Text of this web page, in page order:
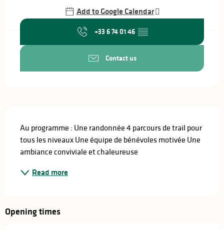
Add to Google Calendar
+33 6 74 01 46 ▒▒
Contact us
Au programme : Une randonnée 4 parcours de trail pour
tous les niveaux Une équipe de bénévoles motivée Une
ambiance conviviale et chaleureuse
Read more
Opening times